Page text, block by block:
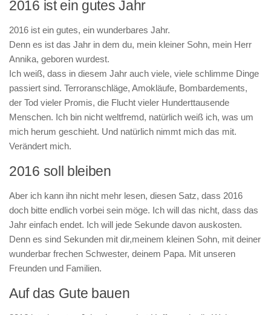
2016 ist ein gutes Jahr
2016 ist ein gutes, ein wunderbares Jahr.
Denn es ist das Jahr in dem du, mein kleiner Sohn, mein Herr
Annika, geboren wurdest.
Ich weiß, dass in diesem Jahr auch viele, viele schlimme Dinge
passiert sind. Terroranschläge, Amokläufe, Bombardements,
der Tod vieler Promis, die Flucht vieler Hunderttausende
Menschen. Ich bin nicht weltfremd, natürlich weiß ich, was um
mich herum geschieht. Und natürlich nimmt mich das mit.
Verändert mich.
2016 soll bleiben
Aber ich kann ihn nicht mehr lesen, diesen Satz, dass 2016
doch bitte endlich vorbei sein möge. Ich will das nicht, dass das
Jahr einfach endet. Ich will jede Sekunde davon auskosten.
Denn es sind Sekunden mit dir,meinem kleinen Sohn, mit deiner
wunderbar frechen Schwester, deinem Papa. Mit unseren
Freunden und Familien.
Auf das Gute bauen